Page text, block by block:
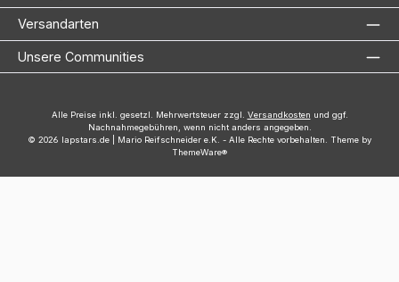
Versandarten
Unsere Communities
Alle Preise inkl. gesetzl. Mehrwertsteuer zzgl. Versandkosten und ggf.
Nachnahmegebühren, wenn nicht anders angegeben.
© 2026 lapstars.de | Mario Reifschneider e.K. - Alle Rechte vorbehalten. Theme by
ThemeWare®